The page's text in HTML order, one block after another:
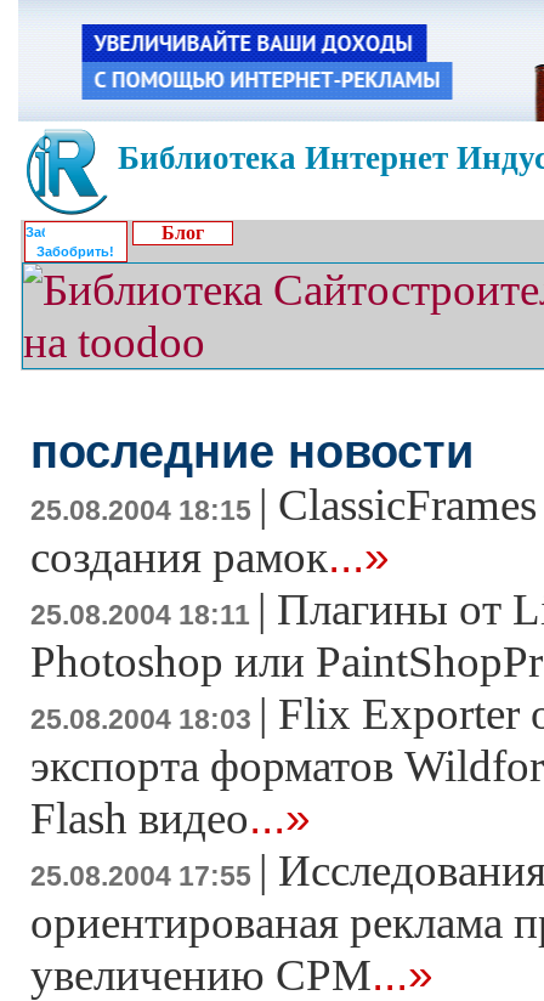
Библиотека Интернет
Забобрить!
Блог
последние новости
25.08.2004 18:15 |
создания рамок...»
25.08.2004 18:11 | Плагины от
Photoshop или
25.08.2004 18:03 | Flix Exporter
экспорта форматов
Flash видео...»
25.08.2004 17:55 |
ориентированая реклама
увеличению CPM...»